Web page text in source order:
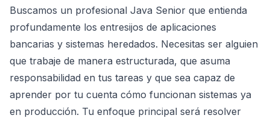
Buscamos un profesional Java Senior que entienda
profundamente los entresijos de aplicaciones
bancarias y sistemas heredados. Necesitas ser alguien
que trabaje de manera estructurada, que asuma
responsabilidad en tus tareas y que sea capaz de
aprender por tu cuenta cómo funcionan sistemas ya
en producción. Tu enfoque principal será resolver